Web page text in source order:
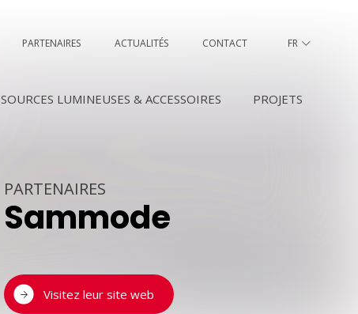
PARTENAIRES ACTUALITÉS CONTACT FR
SOURCES LUMINEUSES & ACCESSOIRES PROJETS
PARTENAIRES
Sammode
Visitez leur site web